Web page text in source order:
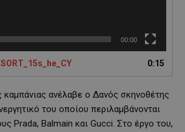
00:00
0:15
καμπάνιας ανέλαβε ο Δανός σκηνοθέτης
του οποίου περιλαμβάνονται
Prada, Balmain και Gucci. Στο έργο του,